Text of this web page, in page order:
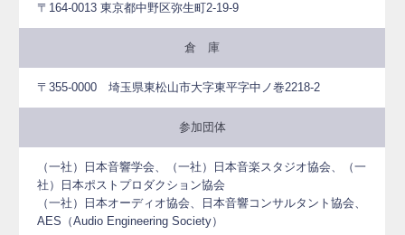
〒164-0013 東京都中野区弥生町2-19-9
倉 庫
〒355-0000 埼玉県東松山市大字東平字中ノ巻2218-2
参加団体
（一社）日本音響学会、（一社）日本音楽スタジオ協会、（一
社）日本ポストプロダクション協会
（一社）日本オーディオ協会、日本音響コンサルタント協会、
AES（Audio Engineering Society）